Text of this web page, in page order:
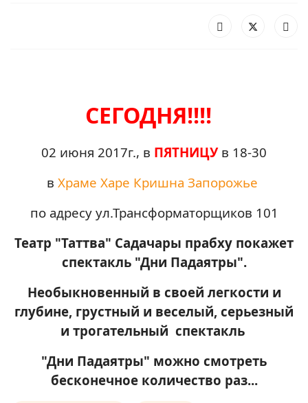
СЕГОДНЯ!!!!
02 июня 2017г., в ПЯТНИЦУ в 18-30
в Храме Харе Кришна Запорожье
по адресу ул.Трансформаторщиков 101
Театр "Таттва" Садачары прабху покажет
спектакль "Дни Падаятры".
Необыкновенный в своей легкости и
глубине, грустный и веселый, серьезный
и трогательный спектакль
"Дни Падаятры" можно смотреть
бесконечное количество раз...